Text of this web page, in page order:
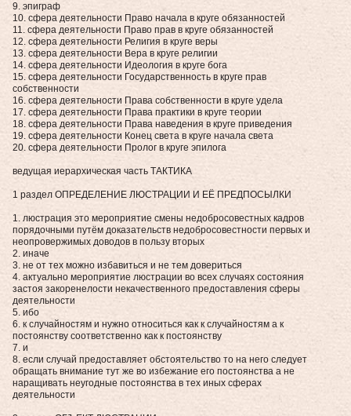
9. эпиграф
10. сфера деятельности Право начала в круге обязанностей
11. сфера деятельности Право прав в круге обязанностей
12. сфера деятельности Религия в круге веры
13. сфера деятельности Вера в круге религии
14. сфера деятельности Идеология в круге бога
15. сфера деятельности Государственность в круге прав
собственности
16. сфера деятельности Права собственности в круге удела
17. сфера деятельности Права практики в круге теории
18. сфера деятельности Права наведения в круге приведения
19. сфера деятельности Конец света в круге начала света
20. сфера деятельности Пролог в круге эпилога
ведущая иерархическая часть ТАКТИКА
1 раздел ОПРЕДЕЛЕНИЕ ЛЮСТРАЦИИ И ЕЁ ПРЕДПОСЫЛКИ
1. люстрация это мероприятие смены недобросовестных кадров
порядочными путём доказательств недобросовестности первых и
неопровержимых доводов в пользу вторых
2. иначе
3. не от тех можно избавиться и не тем довериться
4. актуально мероприятие люстрации во всех случаях состояния
застоя закоренелости некачественного предоставления сферы
деятельности
5. ибо
6. к случайностям и нужно относиться как к случайностям а к
постоянству соответственно как к постоянству
7. и
8. если случай предоставляет обстоятельство то на него следует
обращать внимание тут же во избежание его постоянства а не
наращивать неугодные постоянства в тех иных сферах
деятельности